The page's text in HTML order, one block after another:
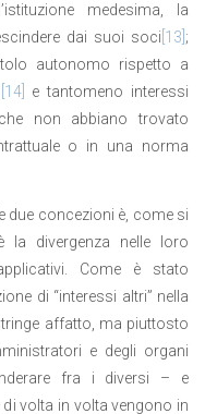
medesima, la
dai suoi soci [13] ;
autonomo rispetto a
[14]
e tantomeno interessi
non abbiano trovato
o in una norma
due concezioni è, come si
divergenza nelle loro
Come è stato
di “interessi altri” nella
affatto, ma piuttosto
e degli organi
fra i diversi – e
volta in volta vengono in